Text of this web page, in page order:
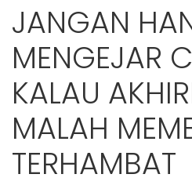
JANGAN
MENGEJAR
KALAU
MALAH
TERHAMBAT